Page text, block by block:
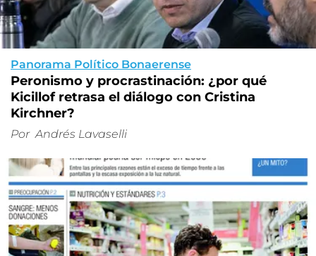
Panorama Político Bonaerense
Peronismo y procrastinación: ¿por qué
Kicillof retrasa el diálogo con Cristina
Kirchner?
Por Andrés Lavaselli